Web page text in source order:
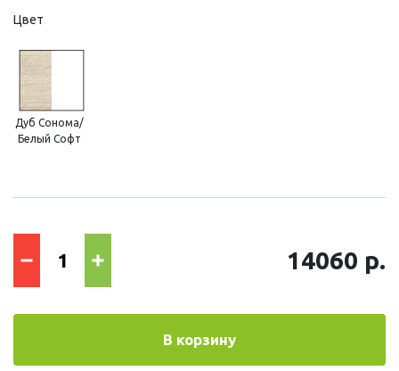
Цвет
Дуб Сонома/
Белый Софт
14060 р.
В корзину